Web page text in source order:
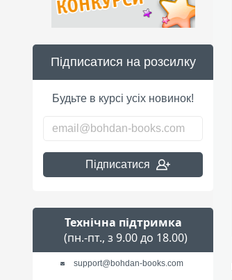
Підписатися на розсилку
Будьте в курсі усіх новинок!
Підписатися
Технічна підтримка
(пн.-пт., з 9.00 до 18.00)
support@bohdan-books.com